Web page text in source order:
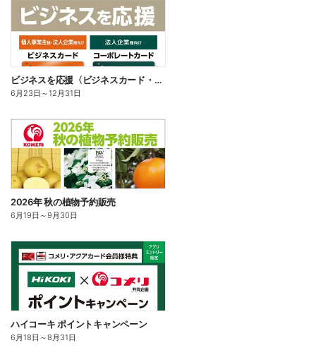
ビジネスを応援〈ビジネスカード・コーポレートカード〉
6月23日 ～12月31日
2026年 秋の植物予約販売
6月19日 ～9月30日
ハイコーキ ポイントキャンペーン
6月18日 ～8月31日